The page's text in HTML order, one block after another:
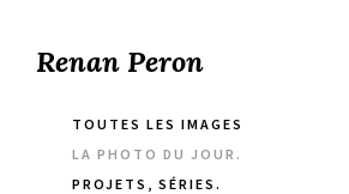
Renan Peron
TOUTES LES IMAGES
LA PHOTO DU JOUR.
PROJETS, SÉRIES.